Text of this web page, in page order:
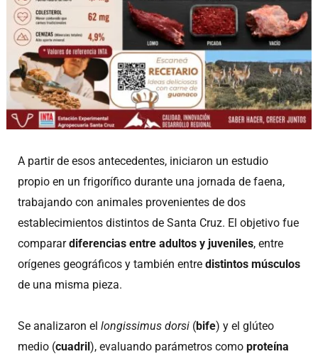
A partir de esos antecedentes, iniciaron un estudio
propio en un frigorífico durante una jornada de faena,
trabajando con animales provenientes de dos
establecimientos distintos de Santa Cruz. El objetivo fue
comparardiferencias entre adultos y juveniles, entre
orígenes geográficos y también entre distintos músculos
de una misma pieza.
Se analizaron el longissimus dorsi (bife) y el glúteo
medio (cuadril), evaluando parámetros como proteína